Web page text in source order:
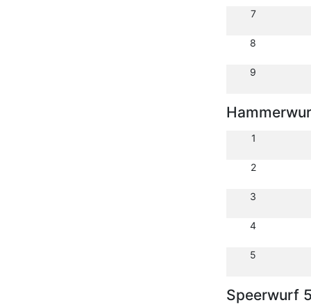
7
8
9
1
2
3
4
5
Speerwurf